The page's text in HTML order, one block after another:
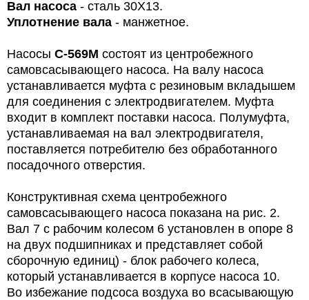
Вал насоса - сталь 30X13.
Уплотнение вала - манжетное.
Насосы С-569М состоят из центробежного
самовсасывающего насоса. На валу насоса
устанавливается муфта с резиновым вкладышем
для соединения с электродвигателем. Муфта
входит в комплект поставки насоса. Полумуфта,
устанавливаемая на вал электродвигателя,
поставляется потребителю без обработанного
посадочного отверстия.
Конструктивная схема центробежного
самовсасывающего насоса показана на рис. 2.
Вал 7 с рабочим колесом 6 установлен в опоре 8
на двух подшипниках и представляет собой
сборочную единиц) - блок рабочего колеса,
который устанавливается в корпусе насоса 10.
Во избежание подсоса воздуха во всасывающую